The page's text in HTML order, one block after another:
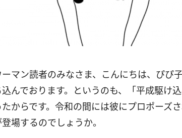
マン読者のみなさま、こんにちは、ぴぴ
んでおります。というのも、「平成駆け
からです。令和の間には彼にプロポーズ
場するのでしょうか。